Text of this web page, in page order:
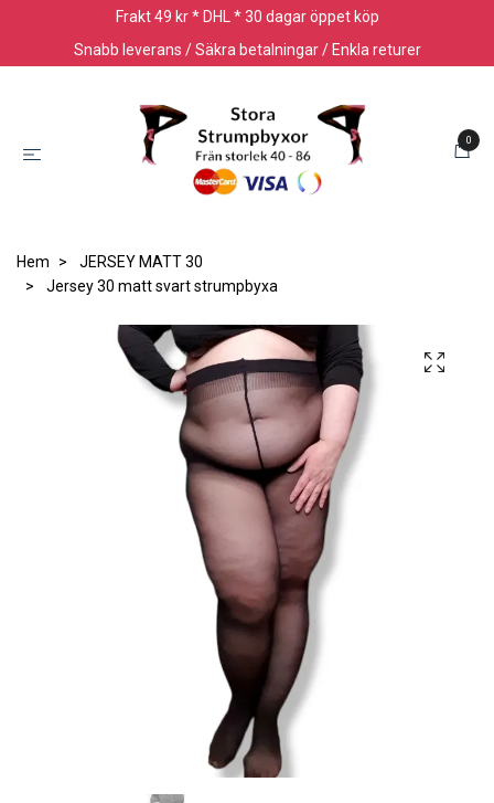
Frakt 49 kr * DHL * 30 dagar öppet köp
Snabb leverans / Säkra betalningar / Enkla returer
0
Hem
JERSEY MATT 30
Jersey 30 matt svart strumpbyxa